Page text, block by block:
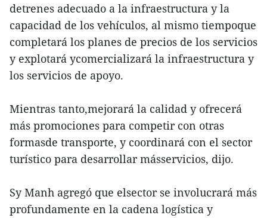
detrenes adecuado a la infraestructura y la
capacidad de los vehículos, al mismo tiempoque
completará los planes de precios de los servicios
y explotará ycomercializará la infraestructura y
los servicios de apoyo.
Mientras tanto,mejorará la calidad y ofrecerá
más promociones para competir con otras
formasde transporte, y coordinará con el sector
turístico para desarrollar másservicios, dijo.
Sy Manh agregó que elsector se involucrará más
profundamente en la cadena logística y